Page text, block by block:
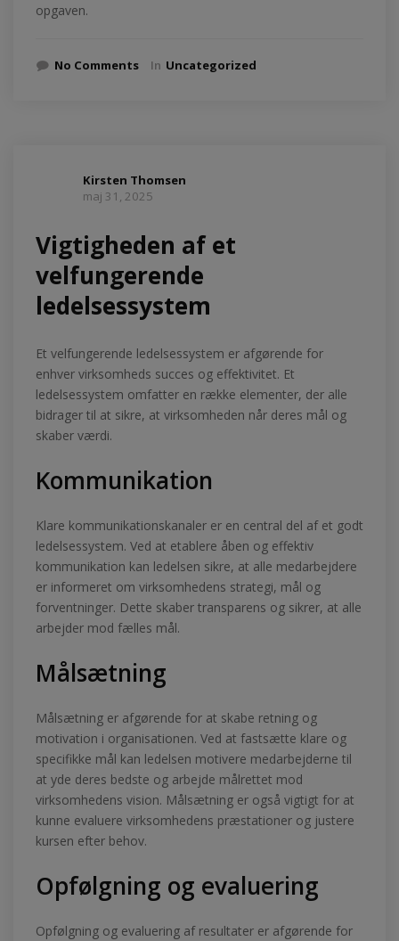
opgaven.
No Comments In Uncategorized
Kirsten Thomsen
maj 31, 2025
Vigtigheden af et
velfungerende
ledelsessystem
Et velfungerende ledelsessystem er afgørende for
enhver virksomheds succes og effektivitet. Et
ledelsessystem omfatter en række elementer, der alle
bidrager til at sikre, at virksomheden når deres mål og
skaber værdi.
Kommunikation
Klare kommunikationskanaler er en central del af et godt
ledelsessystem. Ved at etablere åben og effektiv
kommunikation kan ledelsen sikre, at alle medarbejdere
er informeret om virksomhedens strategi, mål og
forventninger. Dette skaber transparens og sikrer, at alle
arbejder mod fælles mål.
Målsætning
Målsætning er afgørende for at skabe retning og
motivation i organisationen. Ved at fastsætte klare og
specifikke mål kan ledelsen motivere medarbejderne til
at yde deres bedste og arbejde målrettet mod
virksomhedens vision. Målsætning er også vigtigt for at
kunne evaluere virksomhedens præstationer og justere
kursen efter behov.
Opfølgning og evaluering
Opfølgning og evaluering af resultater er afgørende for